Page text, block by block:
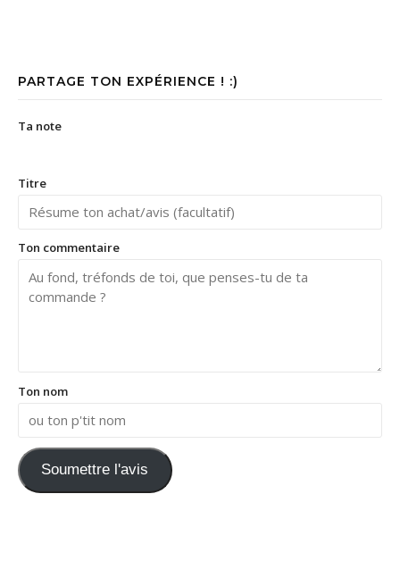
PARTAGE TON EXPÉRIENCE ! :)
Ta note
Titre
Ton commentaire
Ton nom
Soumettre l'avis